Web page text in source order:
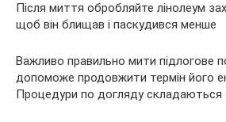
Після миття обробляйте лінолеум
щоб він блищав і паскудився менше
Важливо правильно мити підлогове
допоможе продовжити термін його
Процедури по догляду складаються